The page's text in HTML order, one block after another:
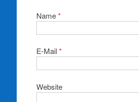
Name*
E-Mail*
Website